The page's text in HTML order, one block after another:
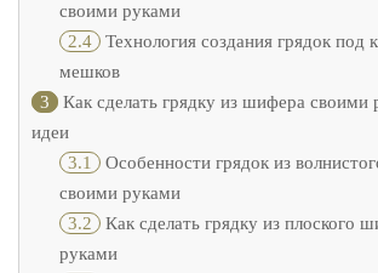
своими руками
2.4 Технология создания грядок под
мешков
3
Как сделать грядку из шифера своими
идеи
3.1 Особенности грядок из
своими руками
3.2 Как сделать грядку из плоского
руками